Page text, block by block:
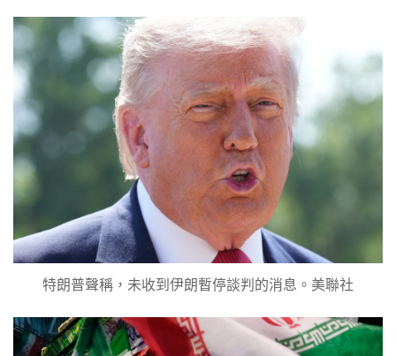
特朗普聲稱，未收到伊朗暫停談判的消息。美聯社